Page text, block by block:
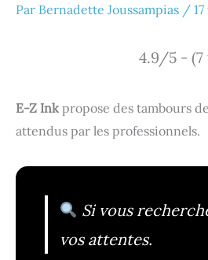
Par Bernadette Joussampias /
4.9/5 - (7
E-Z Ink propose des tambours
attendus par les professionnels.
Si vous
vos attentes.